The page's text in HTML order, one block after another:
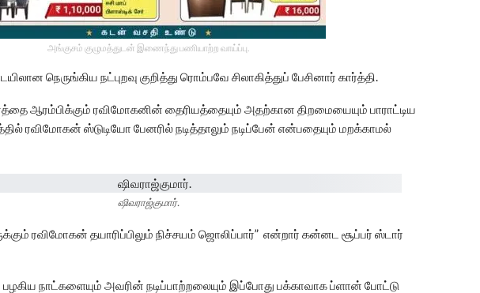
அங்குசம் குழுமத்துடன் இணைந்து பணியாற்ற வாய்ப்பு.
நெருங்கிய நட்புறவு குறித்து ரொம்பவே சிலாகித்துப் பேசினார் கார்த்தி.
ஆரம்பிக்கும் ரவிமோகனின் தைரியத்தையும் அதற்கான திறமையையும் பாராட்டிய
ரவிமோகன் ஸ்டுடியோ பேனரில் நடித்தாலும் நடிப்பேன் என்பதையும் மறக்காமல்
ஷிவராஜ்குமார்.
ரவிமோகன் தயாரிப்பிலும் நிச்சயம் ஜொலிப்பார்” என்றார் கன்னட சூப்பர் ஸ்டார்
நாட்களையும் அவரின் நடிப்பாற்றலையும் இப்போது பக்காவாக ப்ளான் போட்டு